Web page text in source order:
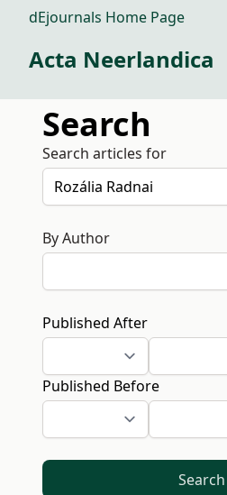
dEjournals Home Page
Acta Neerlandica
Search
Search articles for
By Author
Published After
Published Before
Search